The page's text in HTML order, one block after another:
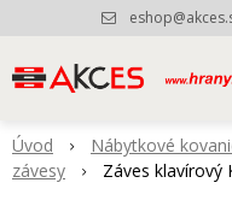
Úvod Nábytkové
závesy
Záves klavírový